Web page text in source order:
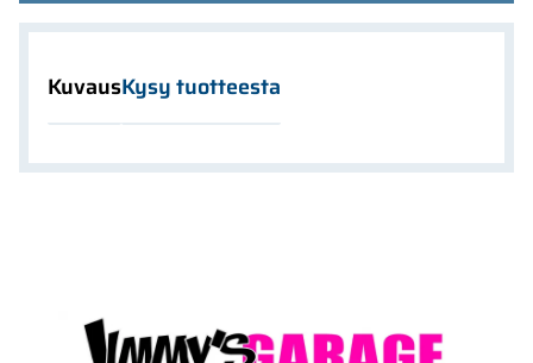
KuvausKysy tuotteesta